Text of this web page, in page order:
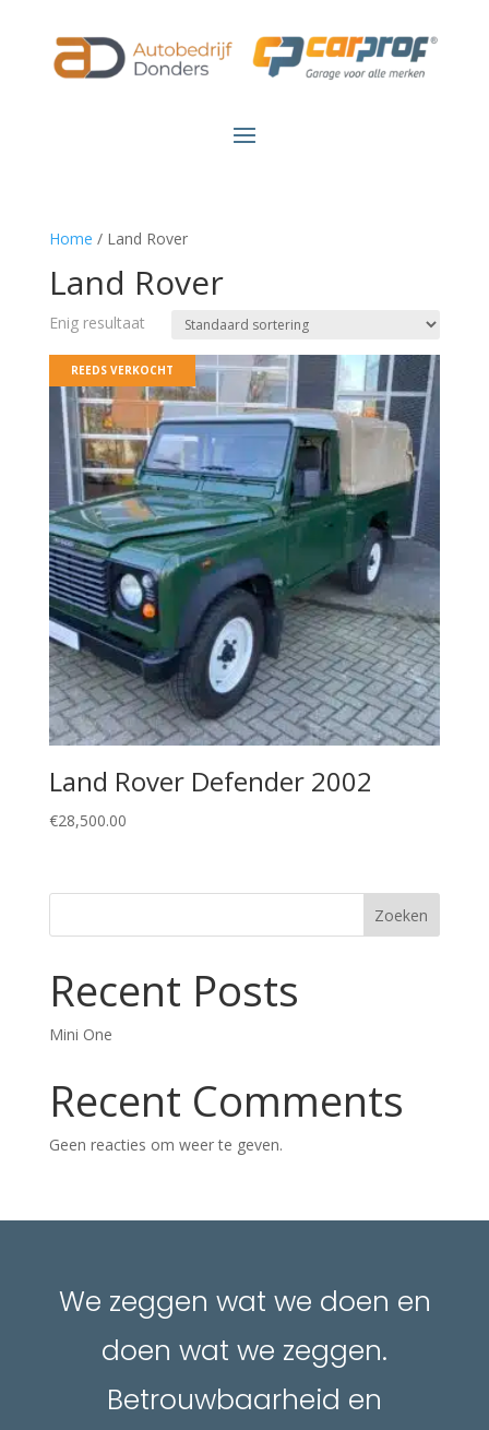
Home / Land Rover
Land Rover
Enig resultaat
Land Rover Defender 2002
€28,500.00
Zoeken
Recent Posts
Mini One
Recent Comments
Geen reacties om weer te geven.
We zeggen wat we doen en
doen wat we zeggen.
Betrouwbaarheid en